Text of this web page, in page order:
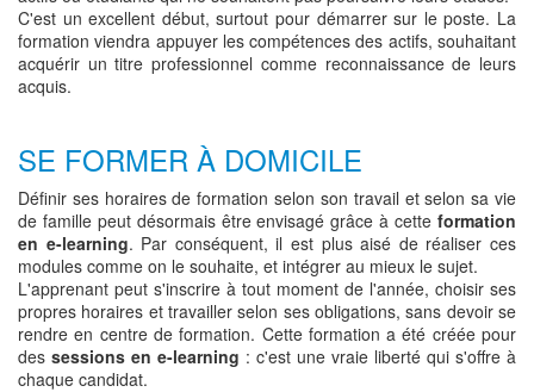
C'est un excellent début, surtout pour démarrer sur le poste. La
formation viendra appuyer les compétences des actifs, souhaitant
acquérir un titre professionnel comme reconnaissance de leurs
acquis.
SE FORMER À DOMICILE
Définir ses horaires de formation selon son travail et selon sa vie
de famille peut désormais être envisagé grâce à cette formation
en e-learning. Par conséquent, il est plus aisé de réaliser ces
modules comme on le souhaite, et intégrer au mieux le sujet.
L'apprenant peut s'inscrire à tout moment de l'année, choisir ses
propres horaires et travailler selon ses obligations, sans devoir se
rendre en centre de formation. Cette formation a été créée pour
des sessions en e-learning : c'est une vraie liberté qui s'offre à
chaque candidat.